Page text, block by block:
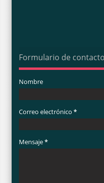
Formulario de contacto
Nombre
Correo electrónico *
Mensaje*